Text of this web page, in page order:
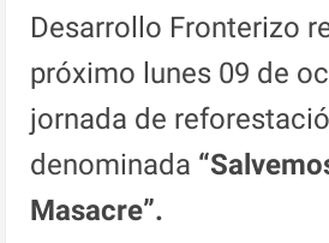
Desarrollo Fronterizo
próximo lunes 09 de
jornada de
denominada
Masacre”.